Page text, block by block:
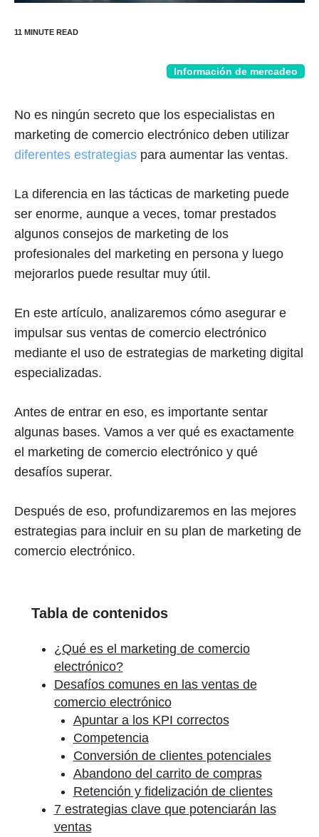
Información de mercadeo
No es ningún secreto que los especialistas en
marketing de comercio electrónico deben utilizar
diferentes estrategias para aumentar las ventas.
La diferencia en las tácticas de marketing puede
ser enorme, aunque a veces, tomar prestados
algunos consejos de marketing de los
profesionales del marketing en persona y luego
mejorarlos puede resultar muy útil.
En este artículo, analizaremos cómo asegurar e
impulsar sus ventas de comercio electrónico
mediante el uso de estrategias de marketing digital
especializadas.
Antes de entrar en eso, es importante sentar
algunas bases. Vamos a ver qué es exactamente
el marketing de comercio electrónico y qué
desafíos superar.
Después de eso, profundizaremos en las mejores
estrategias para incluir en su plan de marketing de
comercio electrónico.
Tabla de contenidos
¿Qué es el marketing de comercio
electrónico?
Desafíos comunes en las ventas de
comercio electrónico
Apuntar a los KPI correctos
Competencia
Conversión de clientes potenciales
Abandono del carrito de compras
Retención y fidelización de clientes
7 estrategias clave que potenciarán las
ventas